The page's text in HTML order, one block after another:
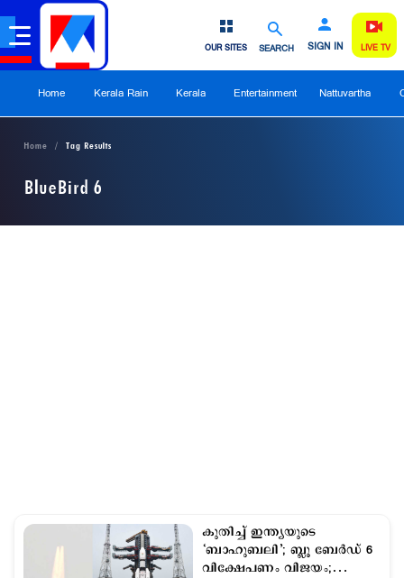
SEARCH SIGN IN
OUR SITES LIVE TV
Home Kerala Rain Kerala Entertainment Nattuvartha
Home Tag Results
BlueBird 6
കുതിച്ച് ഇന്ത്യയുടെ
‘ബാഹുബലി’; ബ്ലൂ ബേര്‍ഡ് 6
വിക്ഷേപണം വിജയം;